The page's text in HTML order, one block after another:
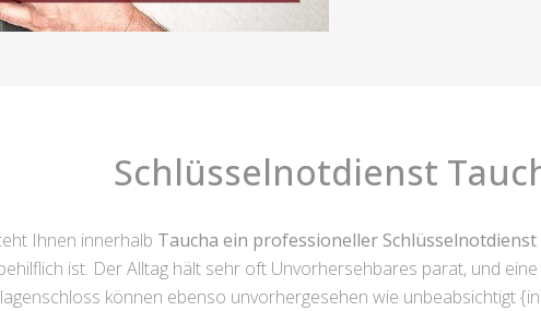
Schlüsselnotdienst
Ihnen innerhalb Taucha ein professioneller
ist. Der Alltag hält sehr oft Unvorhersehbares parat, und
können ebenso unvorhergesehen wie unbeabsichtigt